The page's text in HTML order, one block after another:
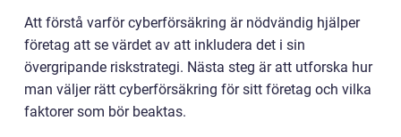
Att förstå varför cyberförsäkring är nödvändig hjälper
företag att se värdet av att inkludera det i sin
övergripande riskstrategi. Nästa steg är att utforska hur
man väljer rätt cyberförsäkring för sitt företag och vilka
faktorer som bör beaktas.